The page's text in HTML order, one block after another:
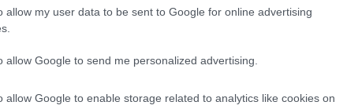
allow my user data to be sent to Google for online advertising
allow Google to send me personalized advertising.
allow Google to enable storage related to analytics like cookies on
szándék jó, de nem mindig hatékony.
egy ismert pszichológiai torzítás, amelynek során egy